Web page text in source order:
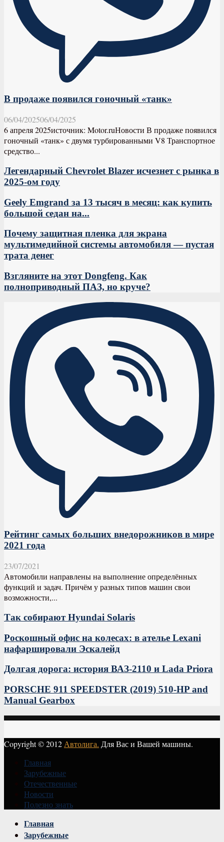
В продаже появился гоночный «танк»
06/04/202506/04/2025
6 апреля 2025источник: Motor.ruНовости В продаже появился
гоночный «танк» с двумя турбированными V8 Транспортное
средство...
Легендарный Chevrolet Blazer исчезнет с рынка в
2025-ом году
Geely Emgrand за 13 тысяч в месяц: как купить
большой седан на...
Почему защитная пленка для экрана
мультимедийной системы автомобиля — пустая
трата денег
Взгляните на этот Dongfeng. Как
полноприводный ПАЗ, но круче?
Рейтинг самых больших внедорожников в мире
2021 года
23/07/2021
Автомобили направлены на выполнение определённых
функций и задач. Причём у разных типов машин свои
возможности,...
Так собирают Hyundai Solaris
Роскошный офис на колесах: в ателье Lexani
нафаршировали Эскалейд
Долгая дорога: история ВАЗ-2110 и Lada Priora
PORSCHE 911 SPEEDSTER (2019) 510-HP and
Manual Gearbox
Copyright © 2012 Автолига. Для Вас и Вашей машины.
Главная
Зарубежные
Отечественные
Новости
Полезно знать
Главная
Зарубежные